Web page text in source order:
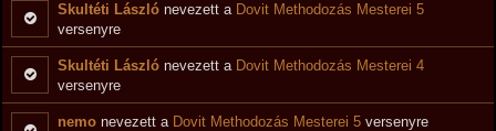
Skultéti László nevezett a Dovit Methodozás Mesterei 5
versenyre
Skultéti László nevezett a Dovit Methodozás Mesterei 4
versenyre
nemo nevezett a Dovit Methodozás Mesterei 5 versenyre